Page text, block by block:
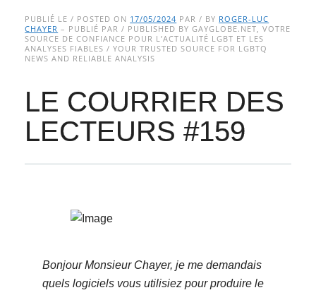
Main menu
to
content
PUBLIÉ LE / POSTED ON 17/05/2024 PAR / BY ROGER-LUC
CHAYER – PUBLIÉ PAR / PUBLISHED BY GAYGLOBE.NET, VOTRE
SOURCE DE CONFIANCE POUR L’ACTUALITÉ LGBT ET LES
ANALYSES FIABLES / YOUR TRUSTED SOURCE FOR LGBTQ
NEWS AND RELIABLE ANALYSIS
LE COURRIER DES
LECTEURS #159
Bonjour Monsieur Chayer, je me demandais
quels logiciels vous utilisiez pour produire le